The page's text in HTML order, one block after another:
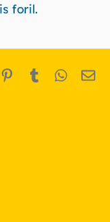
foril.
Pinterest
Tumblr